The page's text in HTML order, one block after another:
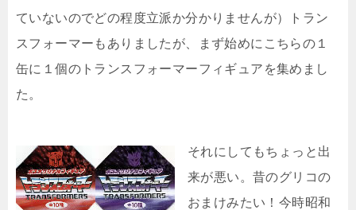
ていないのでどの程度立派か分かりませんが）トラン
スフォーマーもありましたが、まず始めにこちらの１
缶に１個のトランスフォーマーフィギュアを集めまし
た。
それにしてもちょっと出
来が悪い。昔のグリコの
おまけみたい！今時昭和